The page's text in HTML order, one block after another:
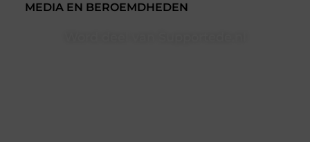
MEDIA EN BEROEMDHEDEN